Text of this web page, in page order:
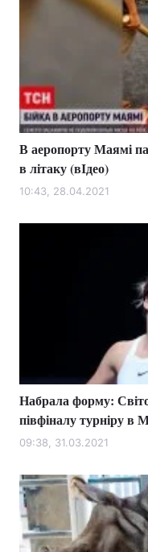
В аеропорту Маямі
в літаку (вІдео)
10:43, 28.04.2021
Набрала форму:
півфіналу турніру в
09:38, 31.03.2021